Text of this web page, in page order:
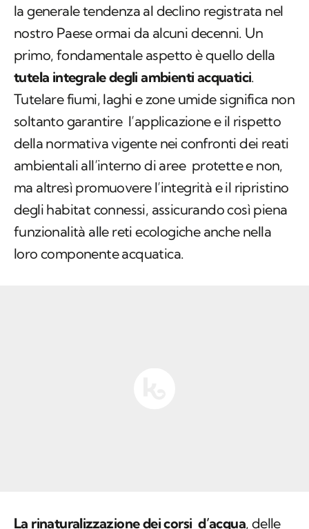
la generale tendenza al declino registrata nel
nostro Paese ormai da alcuni decenni. Un
primo, fondamentale aspetto è quello della
tutela integrale degli ambienti acquatici.
Tutelare fiumi, laghi e zone umide significa non
soltanto garantire l’applicazione e il rispetto
della normativa vigente nei confronti dei reati
ambientali all’interno di aree protette e non,
ma altresì promuovere l’integrità e il ripristino
degli habitat connessi, assicurando così piena
funzionalità alle reti ecologiche anche nella
loro componente acquatica.
La rinaturalizzazione dei corsi d’acqua, delle